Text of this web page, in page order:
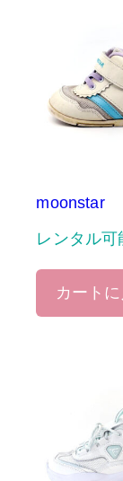
moonstar
レンタル可
カート